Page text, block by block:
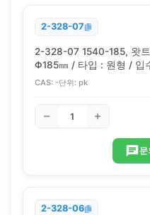
2-328-07
2-328-07 1540-185, 왓
Φ185㎜ / 타입 : 원형 / 입
CAS: -단위: pk
문
2-328-06